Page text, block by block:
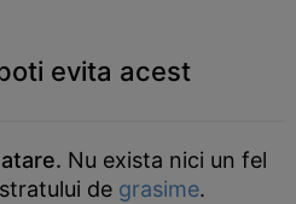
evita acest
Nu exista nici un fel
de grasime.